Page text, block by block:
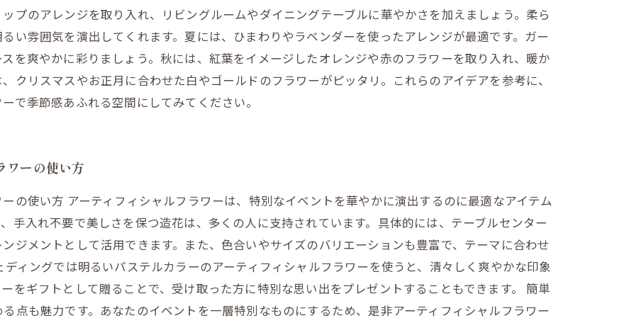
プのアレンジを取り入れ、リビングルームやダイニングテーブルに華やかさを加えましょう。柔ら
い雰囲気を演出してくれます。夏には、ひまわりやラベンダーを使ったアレンジが最適です。ガー
を爽やかに彩りましょう。秋には、紅葉をイメージしたオレンジや赤のフラワーを取り入れ、暖か
クリスマスやお正月に合わせた白やゴールドのフラワーがピッタリ。これらのアイデアを参考に、
で季節感あふれる空間にしてみてください。
ワーの使い方
の使い方 アーティフィシャルフラワーは、特別なイベントを華やかに演出するのに最適なアイテム
手入れ不要で美しさを保つ造花は、多くの人に支持されています。具体的には、テーブルセンター
ジメントとして活用できます。また、色合いやサイズのバリエーションも豊富で、テーマに合わせ
ィングでは明るいパステルカラーのアーティフィシャルフラワーを使うと、清々しく爽やかな印象
をギフトとして贈ることで、受け取った方に特別な思い出をプレゼントすることもできます。 簡単
点も魅力です。あなたのイベントを一層特別なものにするため、是非アーティフィシャルフラワー